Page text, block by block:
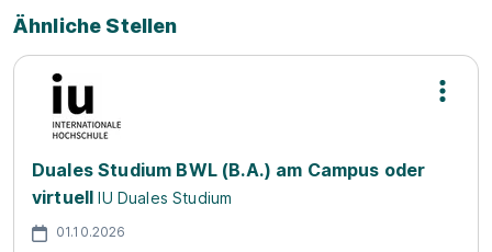
Ähnliche Stellen
Duales Studium BWL (B.A.) am Campus oder
virtuell IU Duales Studium
01.10.2026